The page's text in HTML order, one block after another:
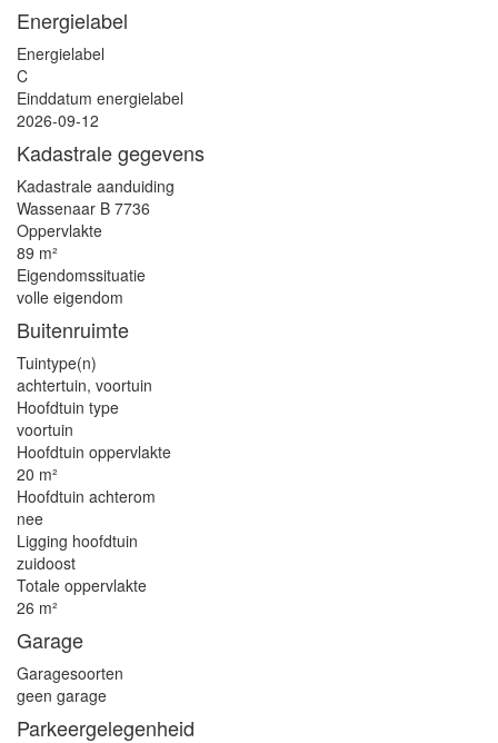
Energielabel
Energielabel
C
Einddatum energielabel
2026-09-12
Kadastrale gegevens
Kadastrale aanduiding
Wassenaar B 7736
Oppervlakte
89 m²
Eigendomssituatie
volle eigendom
Buitenruimte
Tuintype(n)
achtertuin, voortuin
Hoofdtuin type
voortuin
Hoofdtuin oppervlakte
20 m²
Hoofdtuin achterom
nee
Ligging hoofdtuin
zuidoost
Totale oppervlakte
26 m²
Garage
Garagesoorten
geen garage
Parkeergelegenheid